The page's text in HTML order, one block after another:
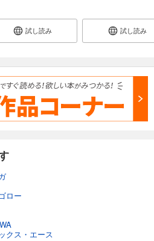
試し読み 試し読み
ロー
クス・エース